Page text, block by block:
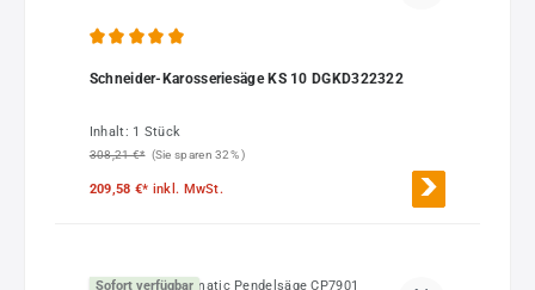
Schneider-Karosseriesäge KS 10 DGKD322322
Inhalt: 1 Stück
308,21 €* (Sie sparen 32% )
209,58 €* inkl. MwSt.
Sofort verfügbar